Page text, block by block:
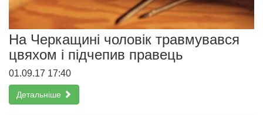
На Черкащині чоловік травмувався
цвяхом і підчепив правець
01.09.17 17:40
Детальніше